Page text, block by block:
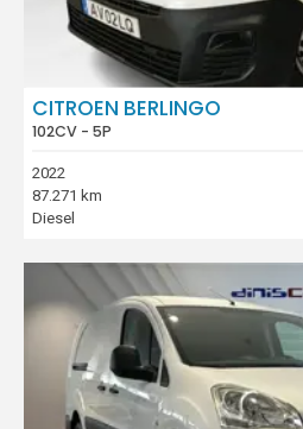
CITROEN BERLINGO
102CV - 5P
2022
87.271 km
Diesel